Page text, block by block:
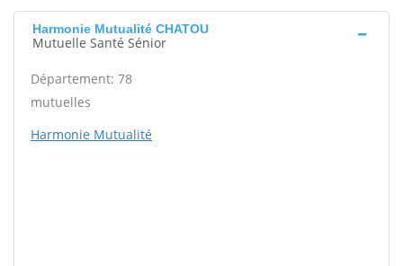
Harmonie Mutualité CHATOU
Mutuelle Santé Sénior
Département: 78
mutuelles
Harmonie Mutualité